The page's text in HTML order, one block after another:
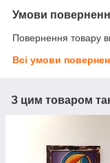
Умови
Повернення товару
Всі умови
З цим товаром